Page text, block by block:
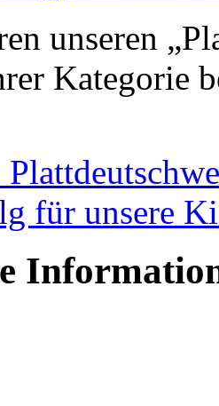
unseren
Kategorie
für unsere